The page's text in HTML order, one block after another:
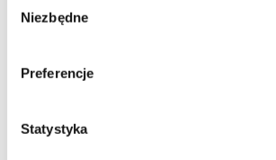
zgody
Niezbędne
Preferencje
Statystyka